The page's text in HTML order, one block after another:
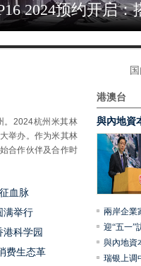
商海盗船全家桶装
。2024杭州米其林
举办。作为米其林
合作伙伴及合作时
血脉
满举行
港科学园
费生态革
港澳台
與內地資
兩岸企業
迎“五一”
與內地資
瑞银上调